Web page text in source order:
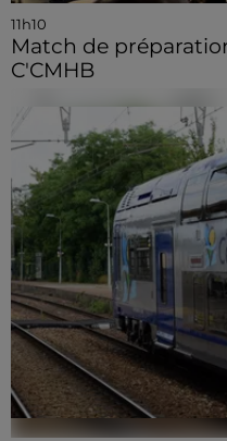
11h10
Match de
C'CMHB